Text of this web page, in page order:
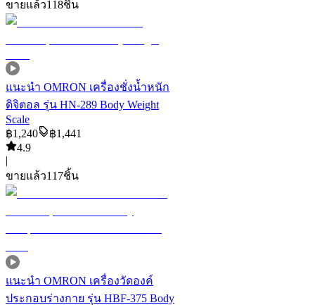
ขายแล้ว118ชิ้น
แนะนำ OMRON เครื่องชั่งน้ำหนัก
ดิจิตอล รุ่น HN-289 Body Weight
Scale
฿1,240 ฿1,441
4.9
|
ขายแล้ว117ชิ้น
แนะนำ OMRON เครื่องวัดองค์
ประกอบร่างกาย รุ่น HBF-375 Body